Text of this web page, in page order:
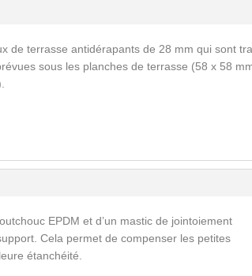
de terrasse antidérapants de 28 mm qui sont
sous les planches de terrasse (58 x 58
EPDM et d’un mastic de jointoiement
Cela permet de compenser les petites
étanchéité.